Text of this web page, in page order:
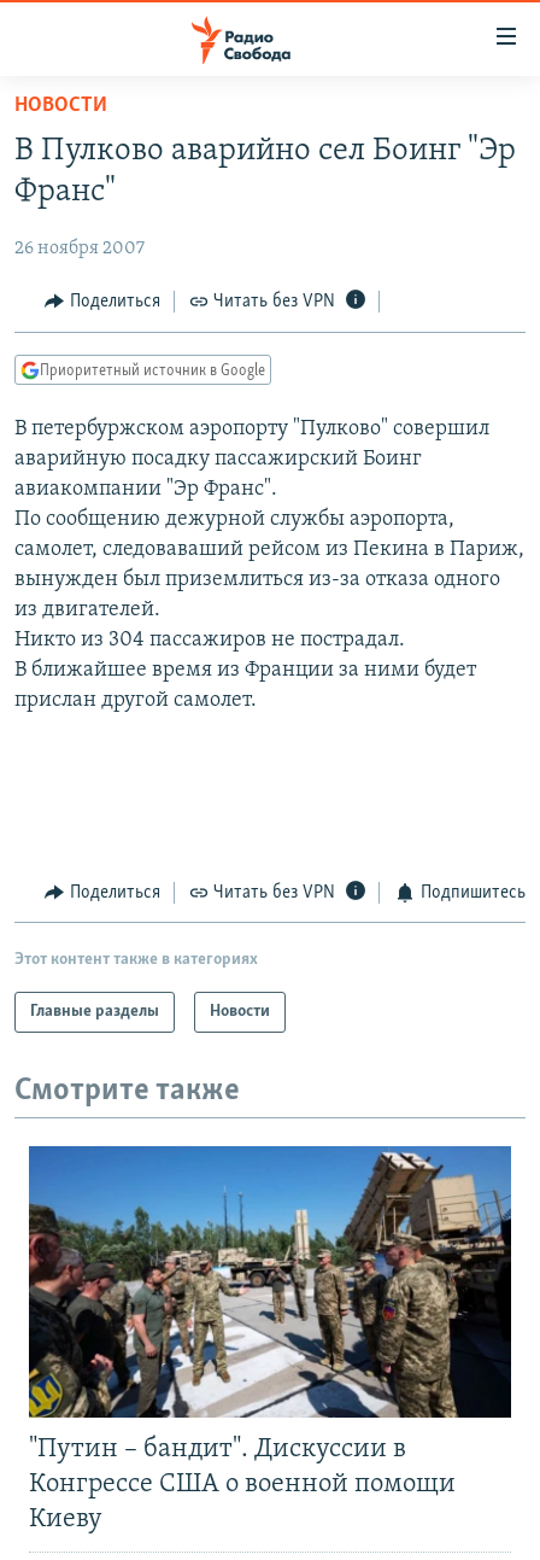
упрощенного
доступа
Вернуться
основному
Вернутся
главной
навигации
Вернутся
поиску
ПОДКАСТЫ
АВТОРСКИЕ ПРОЕКТЫ
ЦИТАТЫ СВОБОДЫ
МНЕНИЯ
IDEL.РЕАЛИИ
КАВКАЗ.РЕАЛИИ
СЕВЕР.РЕАЛИИ
СИБИРЬ.РЕАЛИИ
РАСПИСАНИЕ ВЕЩАНИЯ
ПОДПИШИТЕСЬ НА РАССЫЛКУ
СОЦИАЛЬНЫЕ СЕТИ
НОВОСТИ
В Пулково аварийно сел Боинг "Эр
Франс"
26 ноября 2007
Поделиться Читать без VPN
Приоритетный источник в Google
В петербуржском аэропорту "Пулково" совершил
аварийную посадку пассажирский Боинг
авиакомпании "Эр Франс".
По сообщению дежурной службы аэропорта,
самолет, следоваваший рейсом из Пекина в Париж,
вынужден был приземлиться из-за отказа одного
из двигателей.
Никто из 304 пассажиров не пострадал.
В ближайшее время из Франции за ними будет
прислан другой самолет.
Поделиться Читать без VPN Подпишитесь
Этот контент также в категориях
Главные разделы Новости
Смотрите также
"Путин – бандит". Дискуссии в
Конгрессе США о военной помощи
Киеву